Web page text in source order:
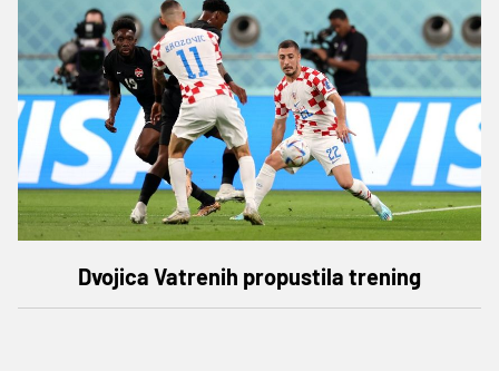
Dvojica Vatrenih propustila trening